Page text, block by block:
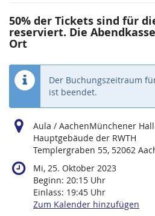
50% der Tickets sind für
reserviert. Die
Ort
Der Buchungszeitraum
ist beendet.
Aula / AachenMünchener
Hauptgebäude der RWTH
Templergraben 55, 52062
Mi, 25. Oktober 2023
Beginn: 20:15 Uhr
Einlass: 19:45 Uhr
Zum Kalender hinzufügen